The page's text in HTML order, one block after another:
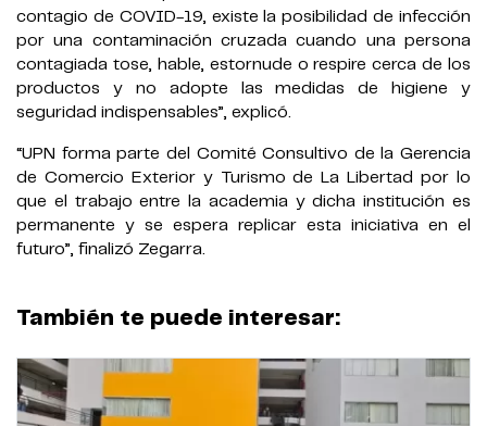
contagio de COVID-19, existe la posibilidad de infección
por una contaminación cruzada cuando una persona
contagiada tose, hable, estornude o respire cerca de los
productos y no adopte las medidas de higiene y
seguridad indispensables”, explicó.
“UPN forma parte del Comité Consultivo de la Gerencia
de Comercio Exterior y Turismo de La Libertad por lo
que el trabajo entre la academia y dicha institución es
permanente y se espera replicar esta iniciativa en el
futuro”, finalizó Zegarra.
También te puede interesar: